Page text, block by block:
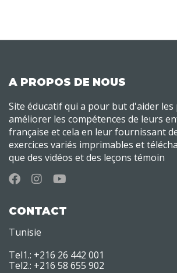
A PROPOS DE NOUS
Site éducatif qui a pour but d'aider les
améliorer les compétences de leurs
française et cela en leur fournissant
exercices variés imprimables et
que des vidéos et des leçons témoin
CONTACT
Tunisie
Tel1.: +216 26 442 001
Tel2.: +216 58 655 902